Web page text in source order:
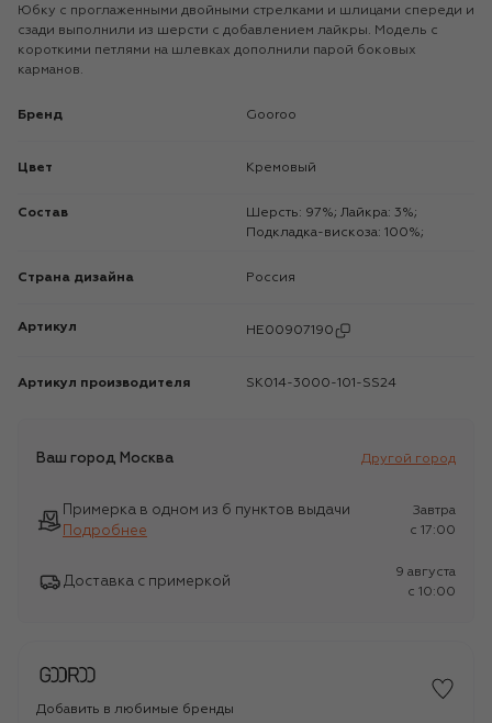
Юбку с проглаженными двойными стрелками и шлицами спереди и
сзади выполнили из шерсти с добавлением лайкры. Модель с
короткими петлями на шлевках дополнили парой боковых
карманов.
Бренд Gooroo
Цвет Кремовый
Состав
Шерсть: 97%; Лайкра: 3%;
Подкладка-вискоза: 100%;
Страна дизайна Россия
Артикул HE00907190
Артикул производителя SK014-3000-101-SS24
Ваш город Москва Другой город
Примерка в одном из 6 пунктов выдачи
Подробнее
Завтра
c 17:00
Доставка с примеркой
9 августа
c 10:00
Добавить в любимые бренды